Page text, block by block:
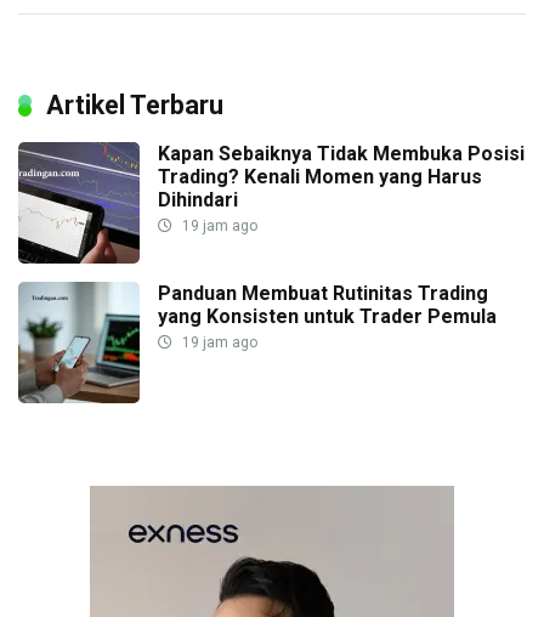
Artikel Terbaru
Kapan Sebaiknya Tidak Membuka Posisi
Trading? Kenali Momen yang Harus
Dihindari
19 jam ago
Panduan Membuat Rutinitas Trading
yang Konsisten untuk Trader Pemula
19 jam ago